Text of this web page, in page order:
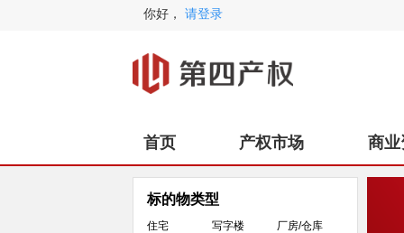
你好， 请登录
首页 产权市场 商
标的物类型
住宅 写字楼 厂房/仓库